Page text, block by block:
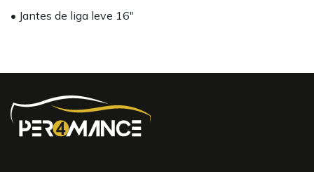
• Jantes de liga leve 16"